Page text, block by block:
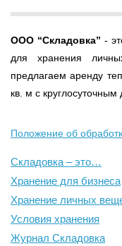
ООО “Складовка” -
для хранения
предлагаем аренду
кв. м с
Положение об
Складовка – это…
Хранение для бизнеса
Хранение личных
Условия хранения
Журнал Складовка